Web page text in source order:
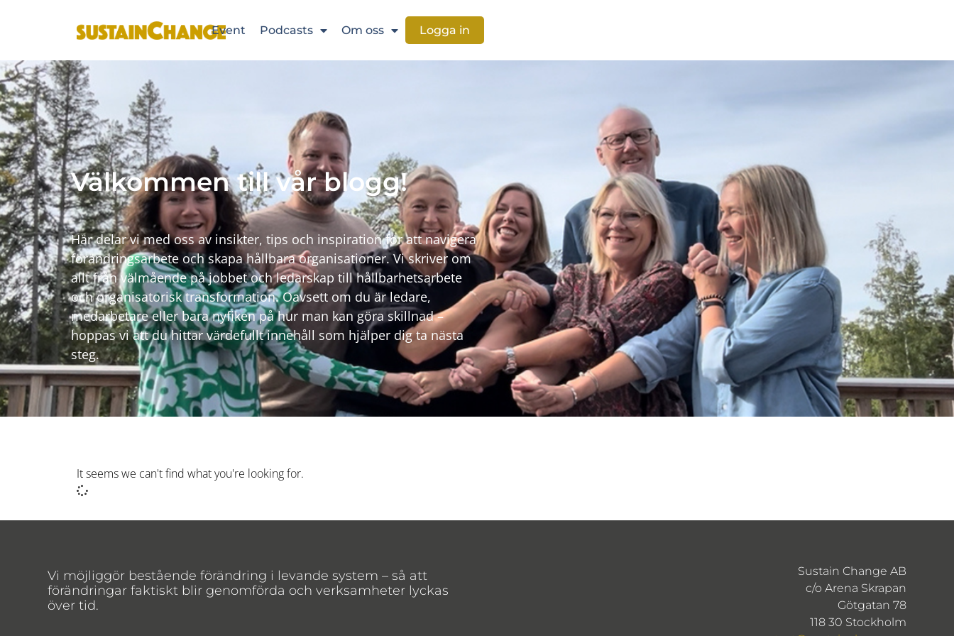
Event Podcasts Om oss Logga in
Välkommen till vår blogg!
Här delar vi med oss av insikter, tips och inspiration för att navigera
förändringsarbete och skapa hållbara organisationer. Vi skriver om
allt från välmående på jobbet och ledarskap till hållbarhetsarbete
och organisatorisk transformation. Oavsett om du är ledare,
medarbetare eller bara nyfiken på hur man kan göra skillnad –
hoppas vi att du hittar värdefullt innehåll som hjälper dig ta nästa
steg.
It seems we can't find what you're looking for.
Vi möjliggör bestående förändring i levande system – så att
förändringar faktiskt blir genomförda och verksamheter lyckas
över tid.
Sustain Change AB
c/o Arena Skrapan
Götgatan 78
118 30 Stockholm